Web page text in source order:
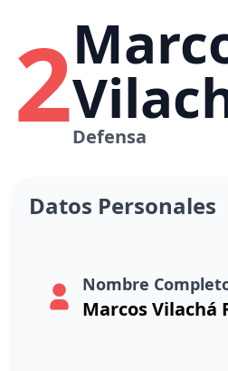
2Defensa
Datos Personales
Nombre
Marcos Vilachá